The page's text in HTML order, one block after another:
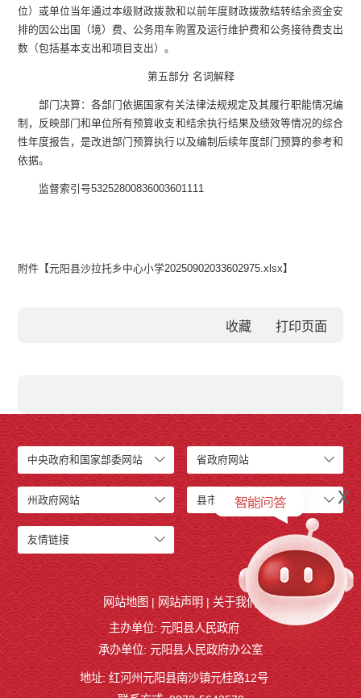
位）或单位当年通过本级财政拨款和以前年度财政拨款结转结余资金安
排的因公出国（境）费、公务用车购置及运行维护费和公务接待费支出
数（包括基本支出和项目支出）。
第五部分 名词解释
部门决算：各部门依据国家有关法律法规规定及其履行职能情况编
制，反映部门和单位所有预算收支和结余执行结果及绩效等情况的综合
性年度报告，是改进部门预算执行以及编制后续年度部门预算的参考和
依据。
监督索引号53252800836003601111
附件【元阳县沙拉托乡中心小学20250902033602975.xlsx】
收藏
中央政府和国家部委网站 省政府网站
州政府网站 县市政府网站
友情链接
x
网站地图 | 网站声明 | 关于我们
主办单位: 元阳县人民政府
承办单位: 元阳县人民政府办公室
地址: 红河州元阳县南沙镇元桂路12号